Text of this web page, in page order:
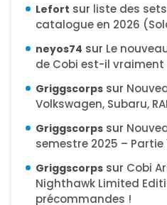
Lefort sur liste des
catalogue en 2026
neyos74 sur Le
de Cobi est-il vraiment
Griggscorps sur
Volkswagen, Subaru,
Griggscorps sur
semestre 2025 – Partie
Griggscorps sur Cobi
Nighthawk Limited
précommandes !